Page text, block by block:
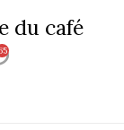
du café